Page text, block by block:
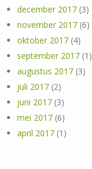
december 2017 (3)
november 2017 (6)
oktober 2017 (4)
september 2017 (1)
augustus 2017 (3)
juli 2017 (2)
juni 2017 (3)
mei 2017 (6)
april 2017 (1)